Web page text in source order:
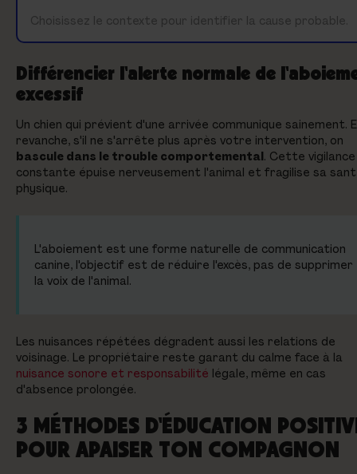
Choisissez le contexte pour identifier la cause probable.
Différencier l'alerte normale de
excessif
Un chien qui prévient d'une arrivée communique sainement.
revanche, s'il ne s'arrête plus après votre intervention, on
bascule dans le trouble comportemental . Cette vigilance
constante épuise nerveusement l'animal et fragilise sa
physique.
L'aboiement est une forme naturelle de communication
canine, l'objectif est de réduire l'excès, pas de supprimer
la voix de l'animal.
Les nuisances répétées dégradent aussi les relations de
voisinage. Le propriétaire reste garant du calme face à la
nuisance sonore et responsabilité légale, même en cas
d'absence prolongée.
3 MÉTHODES D'ÉDUCATION
POUR APAISER TON COMPAGNON